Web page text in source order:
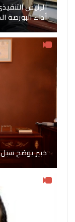
الرئيس
أداء البورصة
خبير يوضح سبل